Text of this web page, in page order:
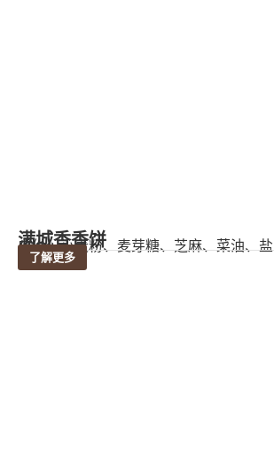
满城香香饼
成份：小麦粉、麦芽糖、芝麻、菜油、盐
了解更多